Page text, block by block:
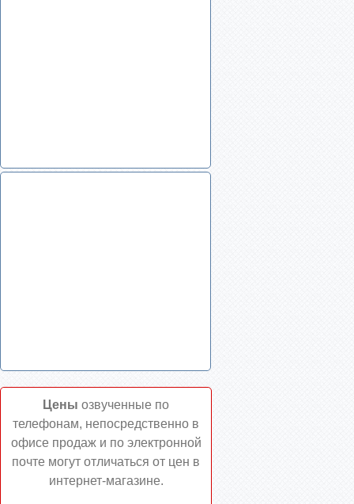
Цены озвученные по
телефонам, непосредственно в
офисе продаж и по электронной
почте могут отличаться от цен в
интернет-магазине.